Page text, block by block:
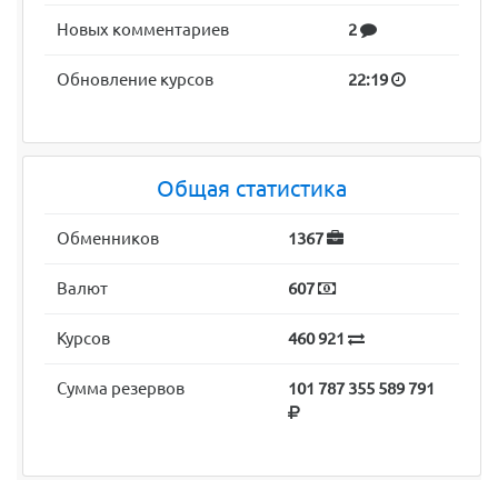
Новых комментариев 2
Обновление курсов 22:19
Общая статистика
Обменников 1367
Валют 607
Курсов 460 921
Сумма резервов 101 787 355 589 791